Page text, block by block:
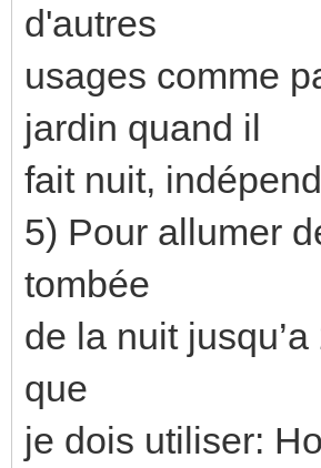
d'autres
usages comme
jardin quand il
fait nuit,
5) Pour allumer
tombée
de la nuit
que
je dois utiliser: